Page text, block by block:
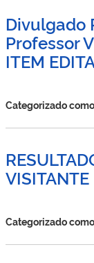
Divulgado
Professor
ITEM
Categorizado
VISITANTE
Categorizado